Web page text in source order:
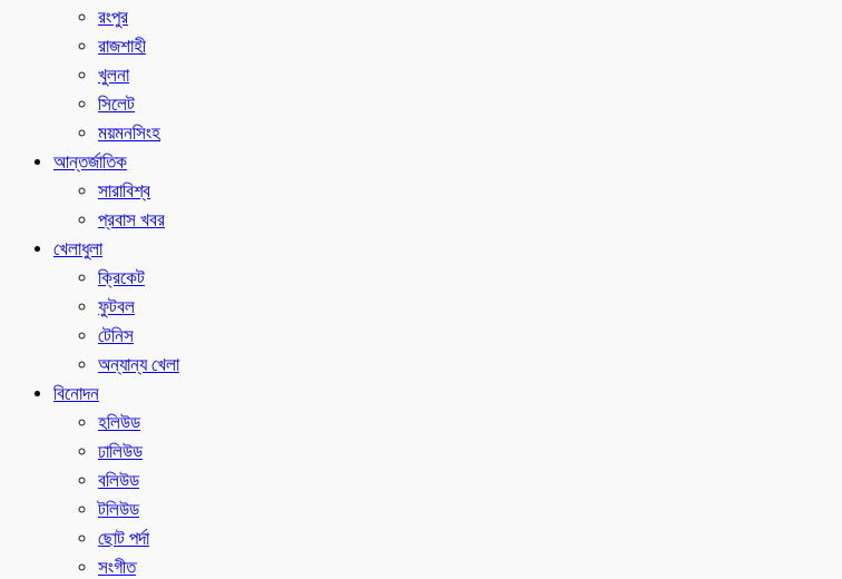
রংপুর
রাজশাহী
খুলনা
সিলেট
ময়মনসিংহ
আন্তর্জাতিক
সারাবিশ্ব
প্রবাস খবর
খেলাধুলা
ক্রিকেট
ফুটবল
টেনিস
অন্যান্য খেলা
বিনোদন
হলিউড
ঢালিউড
বলিউড
টলিউড
ছোট পর্দা
সংগীত